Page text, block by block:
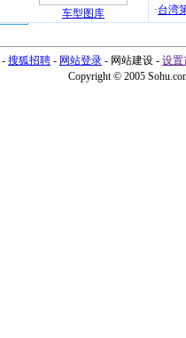
车型图库 ·台湾
- 搜狐招聘 - 网站登录 - 网站建设 - 设置
Copyright © 2005